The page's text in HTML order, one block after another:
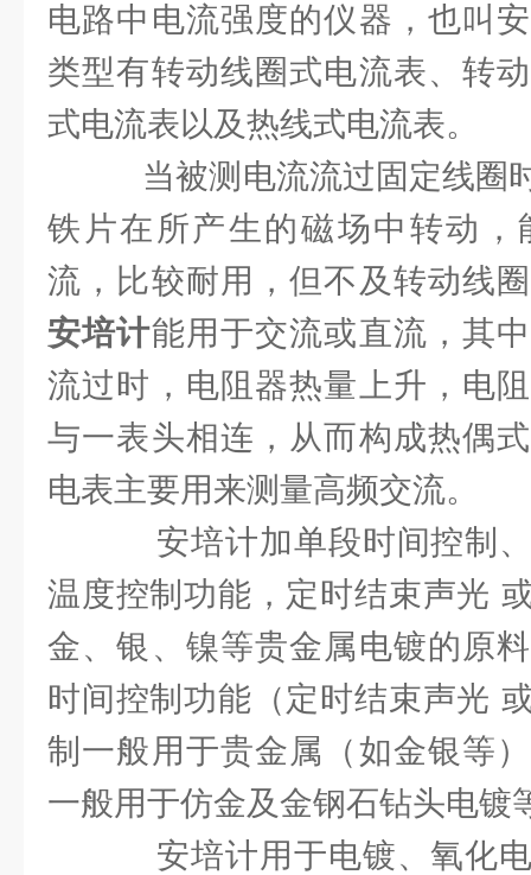
电路中电流强度的仪器，也叫
类型有转动线圈式电流表、转
式电流表以及热线式电流表。
当被测电流流过固定线圈
铁片在所产生的磁场中转动，
流，比较耐用，但不及转动线
安培计能用于交流或直流，其
流过时，电阻器热量上升，电
与一表头相连，从而构成热偶
电表主要用来测量高频交流。
安培计加单段时间控制
温度控制功能，定时结束声光
金、银、镍等贵金属电镀的原
时间控制功能（定时结束声光
制一般用于贵金属（如金银等
一般用于仿金及金钢石钻头电镀
安培计用于电镀、氧化